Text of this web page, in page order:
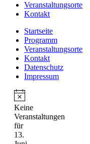
Veranstaltungsorte
Kontakt
Startseite
Programm
Veranstaltungsorte
Kontakt
Datenschutz
Impressum
Keine
Veranstaltungen
für
13.